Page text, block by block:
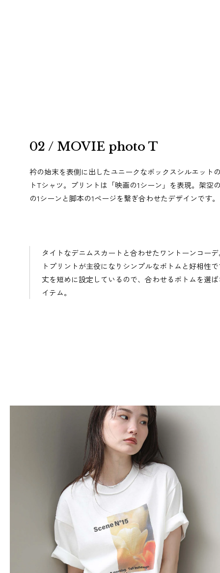
02 / MOVIE photo T
衿の始末を表側に出したユニークなボックスシルエット
トTシャツ。プリントは「映画の1シーン」を表現。架空
の1シーンと脚本の1ページを繋ぎ合わせたデザインです。
タイトなデニムスカートと合わせたワントーンコー
トプリントが主役になりシンプルなボトムと好相性
丈を短めに設定しているので、合わせるボトムを選
イテム。